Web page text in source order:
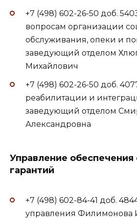
+7 (498) 602-26-50 доб.
вопросам организации
обслуживания, опеки и
заведующий отделом
Михайлович
+7 (498) 602-26-50 доб.
реабилитации и
заведующий отделом
Александровна
Управление обеспечения
гарантий
+7 (498) 602-84-41 доб.
управления Филимонова